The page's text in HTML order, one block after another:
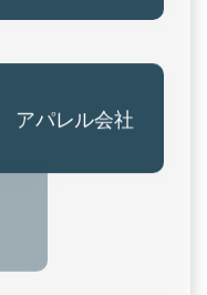
アパレル会社